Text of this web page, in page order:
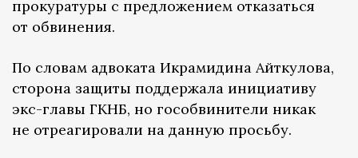
прокуратуры с предложением отказаться
от обвинения.
По словам адвоката Икрамидина Айткулова,
сторона защиты поддержала инициативу
экс-главы ГКНБ, но гособвинители никак
не отреагировали на данную просьбу.